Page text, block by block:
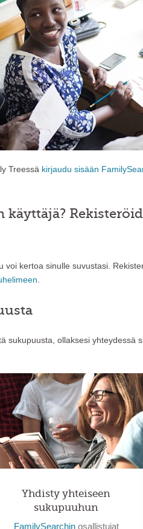
Treessä kirjaudu sisään
kertoa sinulle suvustasi.
sukupuusta, ollaksesi yhteydessä
Yhdisty yhteiseen
sukupuuhun
FamilySearchinosallistujat